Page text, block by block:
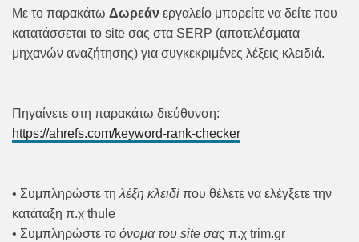
Με το παρακάτω Δωρεάν εργαλείο μπορείτε να δείτε που
κατατάσσεται το site σας στα SERP (αποτελέσματα
μηχανών αναζήτησης) για συγκεκριμένες λέξεις κλειδιά.
Πηγαίνετε στη παρακάτω διεύθυνση:
https://ahrefs.com/keyword-rank-checker
• Συμπληρώστε τη λέξη κλειδί που θέλετε να ελέγξετε την
κατάταξη π.χ thule
• Συμπληρώστε το όνομα του site σας π.χ trim.gr